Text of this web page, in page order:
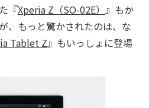
『Xperia Z（SO-02E） 』もか
、もっと驚かされたのは、な
Tablet Z』もいっしょに登場